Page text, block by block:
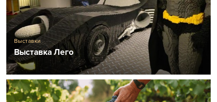
Выставки
Выставка Лего